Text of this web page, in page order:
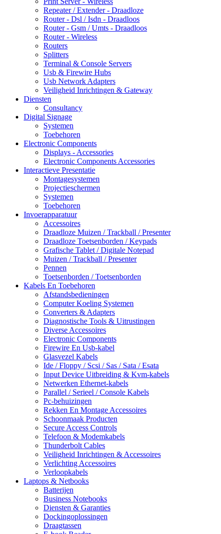
Repeater / Extender - Draadloze
Router - Dsl / Isdn - Draadloos
Router - Gsm / Umts - Draadloos
Router - Wireless
Routers
Splitters
Terminal & Console Servers
Usb & Firewire Hubs
Usb Network Adapters
Veiligheid Inrichtingen & Gateway
Diensten
Consultancy
Digital Signage
Systemen
Toebehoren
Electronic Components
Displays - Accessories
Electronic Components Accessories
Interactieve Presentatie
Montagesystemen
Projectieschermen
Systemen
Toebehoren
Invoerapparatuur
Accessoires
Draadloze Muizen / Trackball / Presenter
Draadloze Toetsenborden / Keypads
Grafische Tablet / Digitale Notepad
Muizen / Trackball / Presenter
Pennen
Toetsenborden / Toetsenborden
Kabels En Toebehoren
Afstandsbedieningen
Computer Koeling Systemen
Converters & Adapters
Diagnostische Tools & Uitrustingen
Diverse Accessoires
Electronic Components
Firewire En Usb-kabel
Glasvezel Kabels
Ide / Floppy / Scsi / Sas / Sata / Esata
Input Device Uitbreiding & Kvm-kabels
Netwerken Ethernet-kabels
Parallel / Serieel / Console Kabels
Pc-behuizingen
Rekken En Montage Accessoires
Schoonmaak Producten
Secure Access Controls
Telefoon & Modemkabels
Thunderbolt Cables
Veiligheid Inrichtingen & Accessoires
Verlichting Accessoires
Verloopkabels
Laptops & Netbooks
Batterijen
Business Notebooks
Diensten & Garanties
Dockingoplossingen
Draagtassen